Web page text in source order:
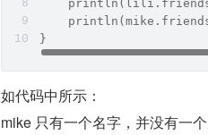
}
如代码中所示：
mike 只有一个名字，并没有一